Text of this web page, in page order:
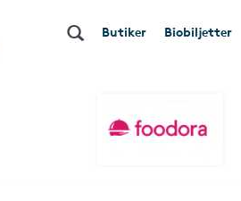
Butiker Biobiljetter